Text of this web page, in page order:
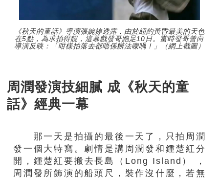
《秋天的童話》導演張婉婷透露，由於紐約黃昏最美的天色
在5點，為求拍得靚，這幕戲發哥跑足10日。當時發哥曾向
導演反映：「咁樣拍落去都唔係辦法㗎喎！」（網上截圖）
周潤發演技細膩 成《秋天的童
話》經典一幕
那一天是拍攝的最後一天了，只拍周潤
發一個大特寫。劇情是講周潤發和鍾楚紅分
開，鍾楚紅要搬去長島（Long Island） ，
周潤發所飾演的船頭尺，裝作沒什麼，若無